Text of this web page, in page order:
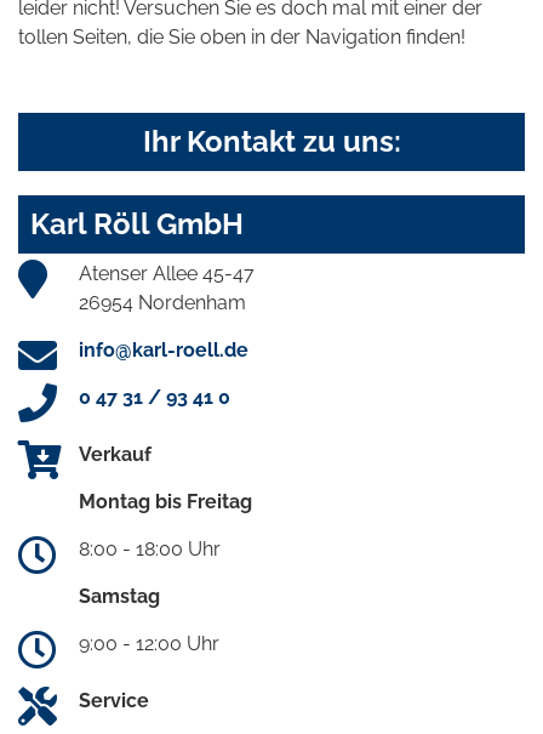
leider nicht! Versuchen Sie es doch mal mit einer der
tollen Seiten, die Sie oben in der Navigation finden!
Ihr Kontakt zu uns:
Karl Röll GmbH
Atenser Allee 45-47
26954 Nordenham
info@karl-roell.de
0 47 31 / 93 41 0
Verkauf
Montag bis Freitag
8:00 - 18:00 Uhr
Samstag
9:00 - 12:00 Uhr
Service